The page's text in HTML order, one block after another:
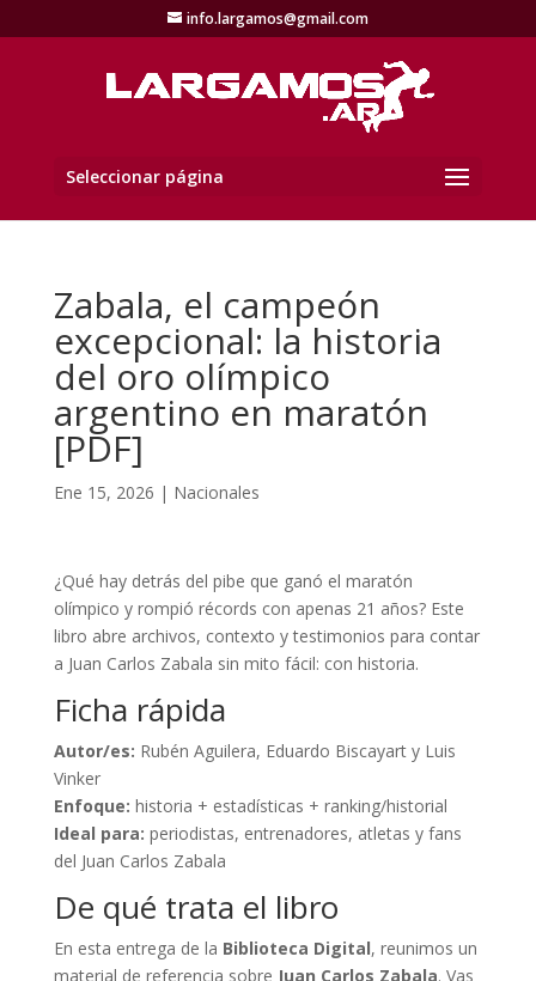
info.largamos@gmail.com
Seleccionar página
Zabala, el campeón
excepcional: la historia
del oro olímpico
argentino en maratón
[PDF]
Ene 15, 2026 | Nacionales
¿Qué hay detrás del pibe que ganó el maratón
olímpico y rompió récords con apenas 21 años? Este
libro abre archivos, contexto y testimonios para contar
a Juan Carlos Zabala sin mito fácil: con historia.
Ficha rápida
Autor/es: Rubén Aguilera, Eduardo Biscayart y Luis
Vinker
Enfoque: historia + estadísticas + ranking/historial
Ideal para: periodistas, entrenadores, atletas y fans
del Juan Carlos Zabala
De qué trata el libro
En esta entrega de la Biblioteca Digital, reunimos un
material de referencia sobre Juan Carlos Zabala. Vas